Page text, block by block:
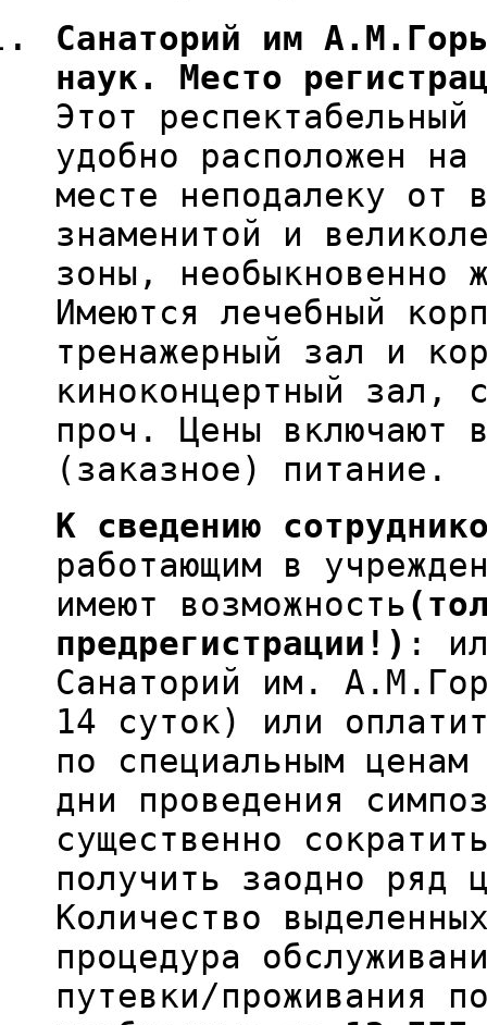
Санаторий им
наук. Место
Этот
удобно расположен
месте неподалеку от
знаменитой и
зоны, необыкновенно
Имеются лечебный
тренажерный зал и
киноконцертный зал,
проч. Цены включают
(заказное) питание.
К сведению
работающим в
имеют возможность
предрегистрации!) :
Санаторий им.
14 суток) или
по специальным
дни проведения
существенно
получить заодно ряд
Количество
процедура
путевки/проживания